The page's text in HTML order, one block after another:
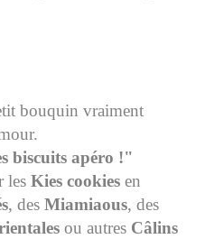
bouquin vraiment
biscuits apéro !"
les Kies cookies en
, des Miamiaous, des
ou autres Câlins